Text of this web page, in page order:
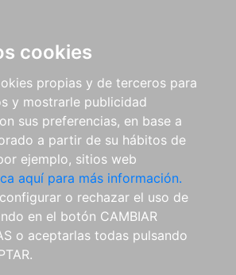
cookies
propias y de terceros para
y mostrarle publicidad
sus preferencias, en base a
a partir de su hábitos de
ejemplo, sitios web
aquí para más información.
o rechazar el uso de
en el botón CAMBIAR
o aceptarlas todas pulsando